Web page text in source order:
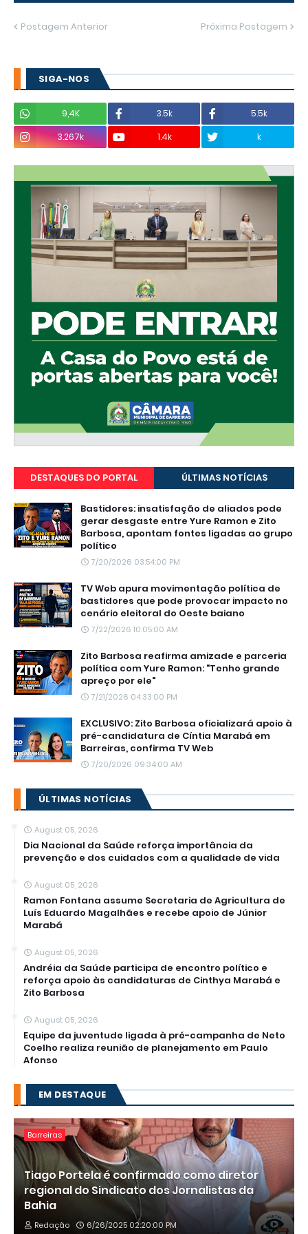
Postagem Anterior Próxima Postagem
SIGA-NOS
9,4K 3.5k
5.5k
3.267k
1.4k k
DESTAQUES DO PORTAL ÚLTIMAS NOTÍCIAS
Bastidores: insatisfação de aliados pode
gerar desgaste entre Yure Ramon e Zito
Barbosa, apontam fontes ligadas ao grupo
político
7/20/2026 03:54:00 PM
TV Web apura movimentação política de
bastidores que pode provocar impacto no
cenário eleitoral do Oeste baiano
7/22/2026 10:05:00 AM
Zito Barbosa reafirma amizade e parceria
política com Yure Ramon: "Tenho grande
apreço por ele"
7/21/2026 04:33:00 PM
EXCLUSIVO: Zito Barbosa oficializará apoio à
pré-candidatura de Cíntia Marabá em
Barreiras, confirma TV Web
7/20/2026 09:34:00 AM
ÚLTIMAS NOTÍCIAS
August 05, 2026
Dia Nacional da Saúde reforça importância da
prevenção e dos cuidados com a qualidade de vida
August 05, 2026
Ramon Fontana assume Secretaria de Agricultura de
Luís Eduardo Magalhães e recebe apoio de Júnior
Marabá
August 05, 2026
Andréia da Saúde participa de encontro político e
reforça apoio às candidaturas de Cinthya Marabá e
Zito Barbosa
August 05, 2026
Equipe da juventude ligada à pré-campanha de Neto
Coelho realiza reunião de planejamento em Paulo
Afonso
EM DESTAQUE
Barreiras
Tiago Portela é confirmado como diretor
regional do Sindicato dos Jornalistas da
Bahia
Redação 6/26/2025 02:20:00 PM